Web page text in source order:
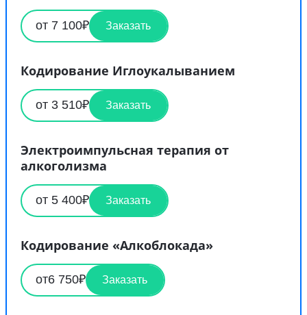
от 7 100₽ Заказать
Кодирование Иглоукалыванием
от 3 510₽ Заказать
Электроимпульсная терапия от
алкоголизма
от 5 400₽ Заказать
Кодирование «Алкоблокада»
от6 750₽ Заказать